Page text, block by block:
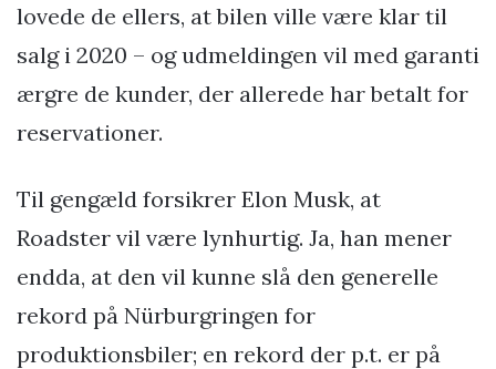
lovede de ellers, at bilen ville være klar til
salg i 2020 – og udmeldingen vil med garanti
ærgre de kunder, der allerede har betalt for
reservationer.
Til gengæld forsikrer Elon Musk, at
Roadster vil være lynhurtig. Ja, han mener
endda, at den vil kunne slå den generelle
rekord på Nürburgringen for
produktionsbiler; en rekord der p.t. er på